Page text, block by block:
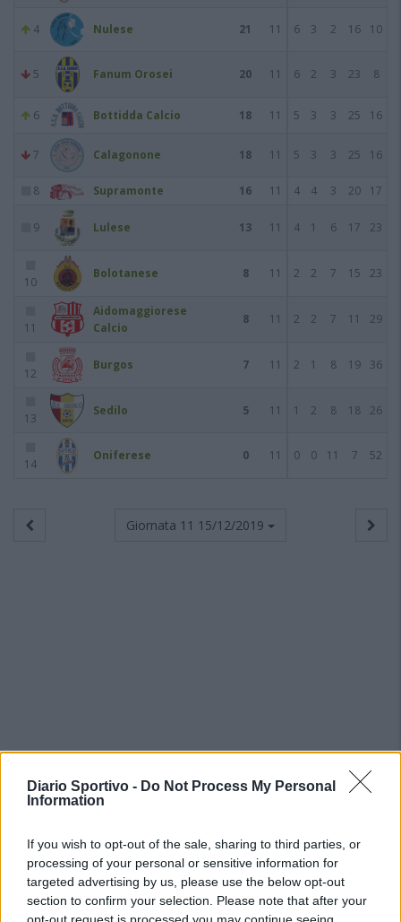
Diario Sportivo - Do Not Process My Personal
Information
If you wish to opt-out of the sale, sharing to third parties, or
processing of your personal or sensitive information for
targeted advertising by us, please use the below opt-out
section to confirm your selection. Please note that after your
opt-out request is processed you may continue seeing
4 Nulese 21 11 6 3 2 16 10
5 Fanum Orosei 20 11 6 2 3 23 8
6 Bottidda Calcio 18 11 5 3 3 25 16
7 Calagonone 18 11 5 3 3 25 16
8 Supramonte 16 11 4 4 3 20 17
9 Lulese 13 11 4 1 6 17 23
10
Bolotanese 8 11 2 2 7 15 23
11
Aidomaggiorese
Calcio
8 11 2 2 7 11 29
12
Burgos 7 11 2 1 8 19 36
13
Sedilo 5 11 1 2 8 18 26
14
Oniferese 0 11 0 0 11 7 52
Giornata 11 15/12/2019